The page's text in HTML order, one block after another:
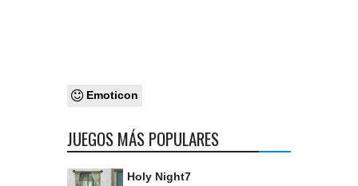
Emoticon
JUEGOS MÁS POPULARES
Holy Night7